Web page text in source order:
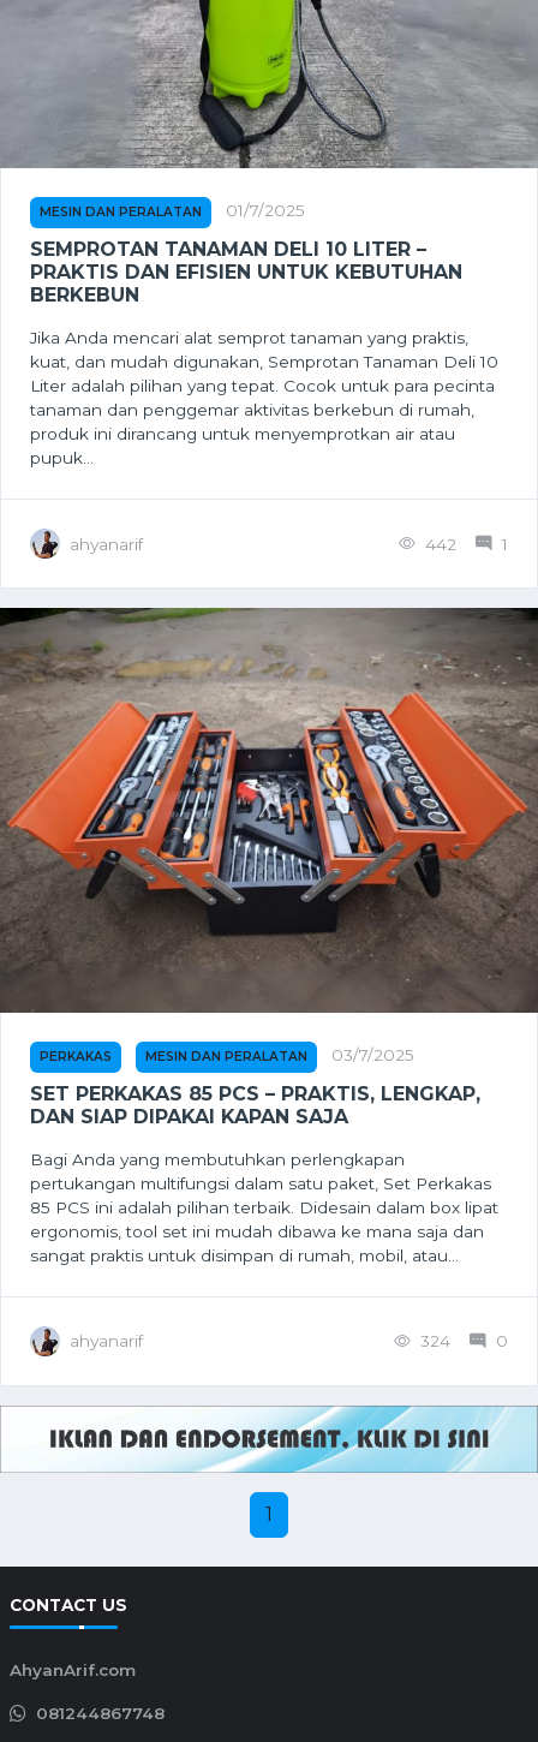
MESIN DAN PERALATAN 01/7/2025
SEMPROTAN TANAMAN DELI 10 LITER –
PRAKTIS DAN EFISIEN UNTUK KEBUTUHAN
BERKEBUN
Jika Anda mencari alat semprot tanaman yang praktis,
kuat, dan mudah digunakan, Semprotan Tanaman Deli 10
Liter adalah pilihan yang tepat. Cocok untuk para pecinta
tanaman dan penggemar aktivitas berkebun di rumah,
produk ini dirancang untuk menyemprotkan air atau
pupuk...
ahyanarif 442 1
PERKAKAS MESIN DAN PERALATAN 03/7/2025
SET PERKAKAS 85 PCS – PRAKTIS, LENGKAP,
DAN SIAP DIPAKAI KAPAN SAJA
Bagi Anda yang membutuhkan perlengkapan
pertukangan multifungsi dalam satu paket, Set Perkakas
85 PCS ini adalah pilihan terbaik. Didesain dalam box lipat
ergonomis, tool set ini mudah dibawa ke mana saja dan
sangat praktis untuk disimpan di rumah, mobil, atau...
ahyanarif 324 0
1
CONTACT US
AhyanArif.com
081244867748